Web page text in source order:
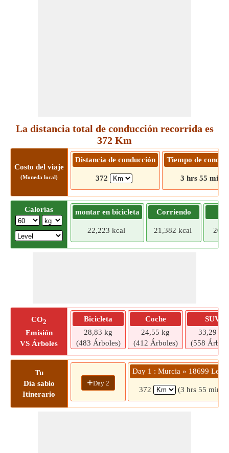
La distancia total de conducción recorrida es
372 Km
Costo del viaje
(Moneda local)
Distancia de conducción
372
Tiempo de
3 hrs 55 mins
Calorías montar en bicicleta
22,223 kcal
Corriendo
21,382 kcal
CO2
Emisión
VS Árboles
Bicicleta
28,83 kg
(483 Árboles)
Coche
24,55 kg
(412 Árboles)
SUV
33,29 kg
(558
Tu
Día sabio
Itinerario
+Day 2
Day 1 : Murcia » 18699
372 (3 hrs 55 mins)